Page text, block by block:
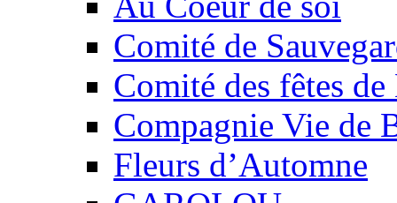
Comité de
Comité des fêtes
Compagnie Vie de
Fleurs d’Automne